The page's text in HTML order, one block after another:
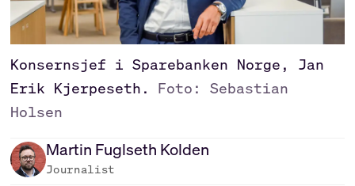
Konsernsjef i Sparebanken Norge, Jan
Erik Kjerpeseth.
Foto: Sebastian
Holsen
Martin Fuglseth Kolden
Journalist